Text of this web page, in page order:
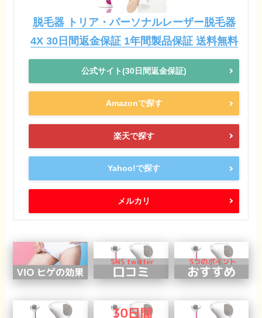
脱毛器 トリア・パーソナルレーザー脱毛器
4X 30日間返金保証 1年間製品保証 送料無料
公式サイト(30日間返金保証)
Amazonで探す
楽天で探す
Yahoo!で探す
メルカリ